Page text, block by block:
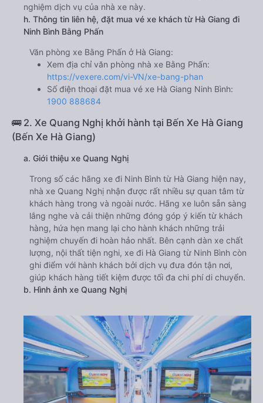
nghiệm dịch vụ của nhà xe này.
h. Thông tin liên hệ, đặt mua vé xe khách từ Hà Giang đi
Ninh Bình Bằng Phấn
Văn phòng xe Bằng Phấn ở Hà Giang:
Xem địa chỉ văn phòng nhà xe Bằng Phấn:
https://vexere.com/vi-VN/xe-bang-phan
Số điện thoại đặt mua vé xe Hà Giang Ninh Bình:
1900 888684
🚌 2. Xe Quang Nghị khởi hành tại Bến Xe Hà Giang
(Bến Xe Hà Giang)
a. Giới thiệu xe Quang Nghị
Trong số các hãng xe đi Ninh Bình từ Hà Giang hiện nay,
nhà xe Quang Nghị nhận được rất nhiều sự quan tâm từ
khách hàng trong và ngoài nước. Hãng xe luôn sẵn sàng
lắng nghe và cải thiện những đóng góp ý kiến từ khách
hàng, hứa hẹn mang lại cho hành khách những trải
nghiệm chuyến đi hoàn hảo nhất. Bên cạnh dàn xe chất
lượng, nội thất tiện nghi, xe đi Hà Giang từ Ninh Bình còn
ghi điểm với hành khách bởi dịch vụ đưa đón tận nơi,
giúp khách hàng tiết kiệm được tối đa chi phí di chuyển.
b. Hình ảnh xe Quang Nghị